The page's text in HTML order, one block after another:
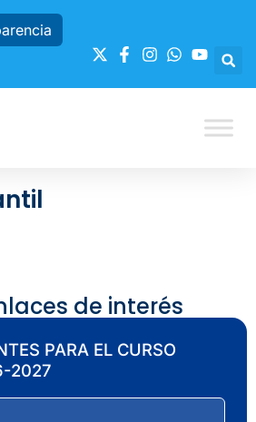
de interés
PARA EL CURSO
2027